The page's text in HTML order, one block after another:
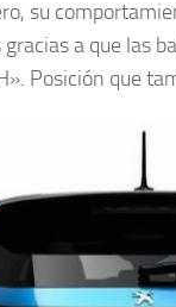
su
a que las
Posición que